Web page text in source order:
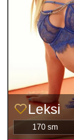
Leksi
170 sm